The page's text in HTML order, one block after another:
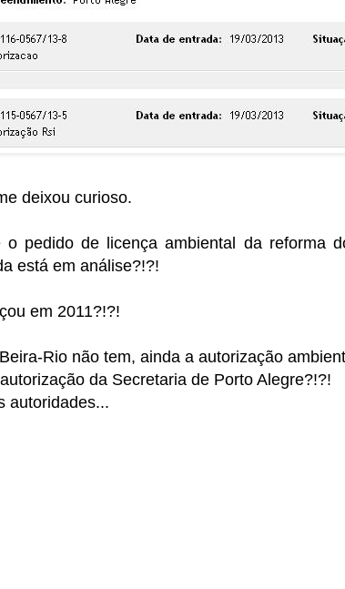
deixou curioso.
o pedido de licença ambiental da reforma
está em análise?!?!
em 2011?!?!
Rio não tem, ainda a autorização
da Secretaria de Porto Alegre?!?!
autoridades...